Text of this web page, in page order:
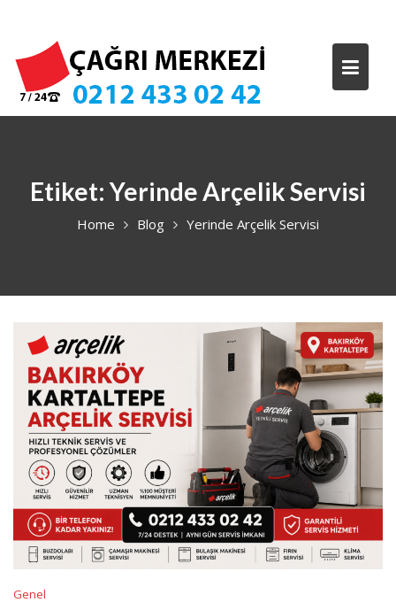
content
Etiket: Yerinde Arçelik Servisi
Home Blog Yerinde Arçelik Servisi
Genel